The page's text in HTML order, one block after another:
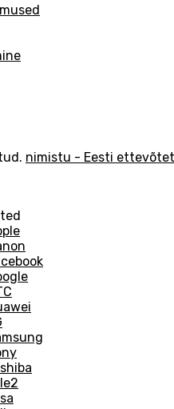
nimistu - Eesti